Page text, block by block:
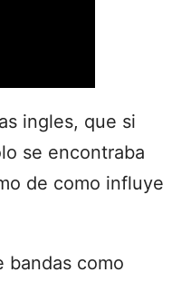
ingles, que si
se encontraba
de como influye
bandas como